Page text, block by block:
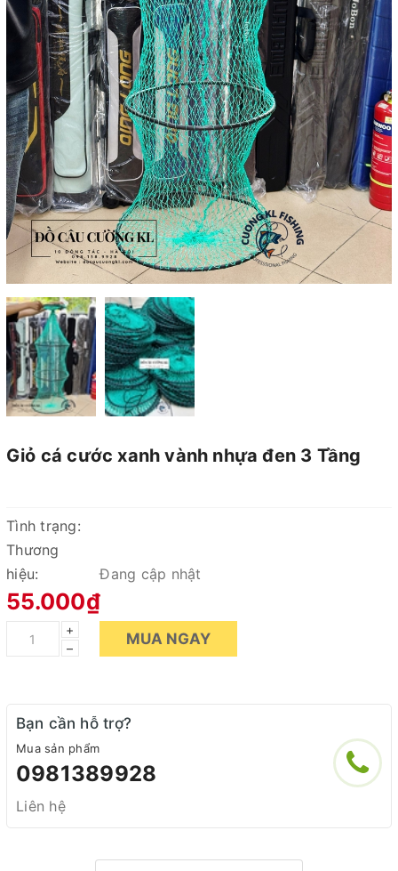
Giỏ cá cước xanh vành nhựa đen 3 Tầng
Tình trạng:
Thương
hiệu:
Đang cập nhật
55.000₫
+
–
MUA NGAY
Bạn cần hỗ trợ?
Mua sản phẩm
0981389928
Liên hệ